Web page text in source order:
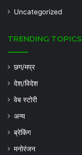
Uncategorized
TRENDING TOPICS
छग/मप्र
देश/विदेश
वेब स्टोरी
अन्य
ब्रेकिंग
मनोरंजन